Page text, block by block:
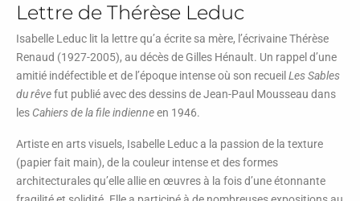
Lettre de Thérèse Leduc
Isabelle Leduc lit la lettre qu’a écrite sa mère, l’écrivaine Thérèse
Renaud (1927-2005), au décès de Gilles Hénault. Un rappel d’une
amitié indéfectible et de l’époque intense où son recueil Les Sables
du rêvefut publié avec des dessins de Jean-Paul Mousseau dans
les Cahiers de la file indienneen 1946.
Artiste en arts visuels, Isabelle Leduc a la passion de la texture
(papier fait main), de la couleur intense et des formes
architecturales qu’elle allie en œuvres à la fois d’une étonnante